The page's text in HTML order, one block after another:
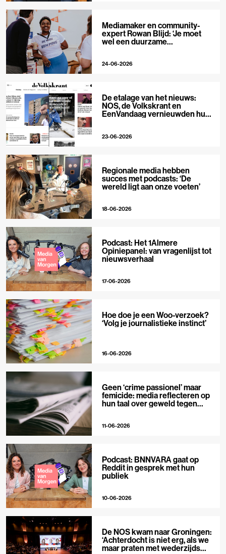
Mediamaker en community-
expert Rowan Blijd: ‘Je moet
wel een duurzame
24-06-2026
De etalage van het nieuws:
NOS, de Volkskrant en
EenVandaag vernieuwden hun
23-06-2026
Regionale media hebben
succes met podcasts: ‘De
wereld ligt aan onze voeten’
18-06-2026
Podcast: Het 1Almere
Opiniepanel: van vragenlijst tot
nieuwsverhaal
17-06-2026
Hoe doe je een Woo-verzoek?
‘Volg je journalistieke instinct’
16-06-2026
Geen ‘crime passionel’ maar
femicide: media reflecteren op
hun taal over geweld tegen
11-06-2026
Podcast: BNNVARA gaat op
Reddit in gesprek met hun
publiek
10-06-2026
De NOS kwam naar Groningen:
‘Achterdocht is niet erg, als we
maar praten met wederzijds